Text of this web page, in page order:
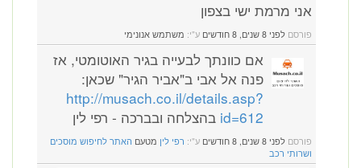
אני מרמת ישי בצפון
פורסם לפני 8 שנים, 8 חודשים ע"י: משתמש אנונימי
אם כוונתך לבעייה בגיר האוטומטי, אז
פנה אל אבי ב"אביר הגיר" שכאן:
http://musach.co.il/details.asp?
id=612 בהצלחה ובברכה - רפי לין
פורסם לפני 8 שנים, 8 חודשים ע"י: רפי לין מטעם האתר לחיפוש מוסכים
ושרותי רכב